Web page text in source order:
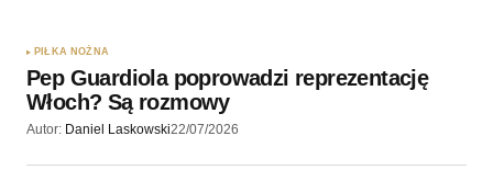
PIŁKA NOŻNA
Pep Guardiola poprowadzi reprezentację
Włoch? Są rozmowy
Autor: Daniel Laskowski22/07/2026